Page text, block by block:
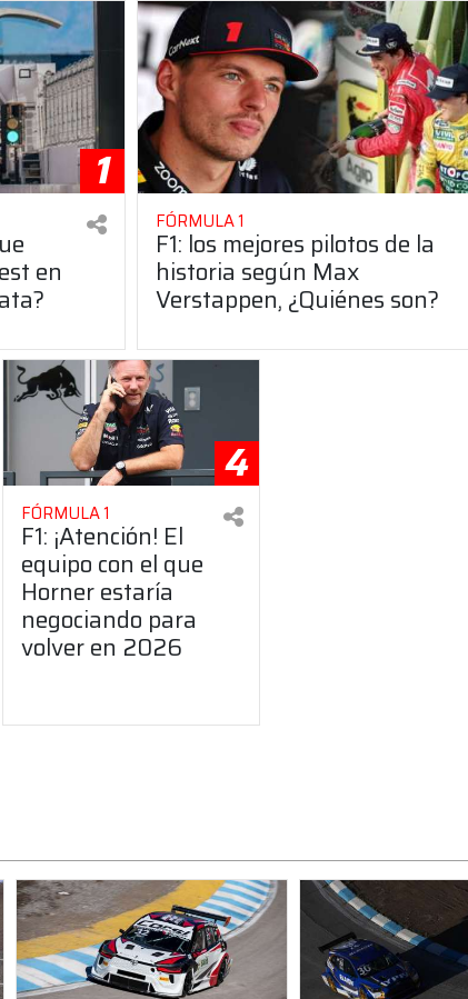
1
en
FÓRMULA 1
F1: los mejores pilotos de la
historia según Max
Verstappen, ¿Quiénes son?
4
FÓRMULA 1
F1: ¡Atención! El
equipo con el que
Horner estaría
negociando para
volver en 2026